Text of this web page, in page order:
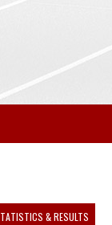
& RESULTS